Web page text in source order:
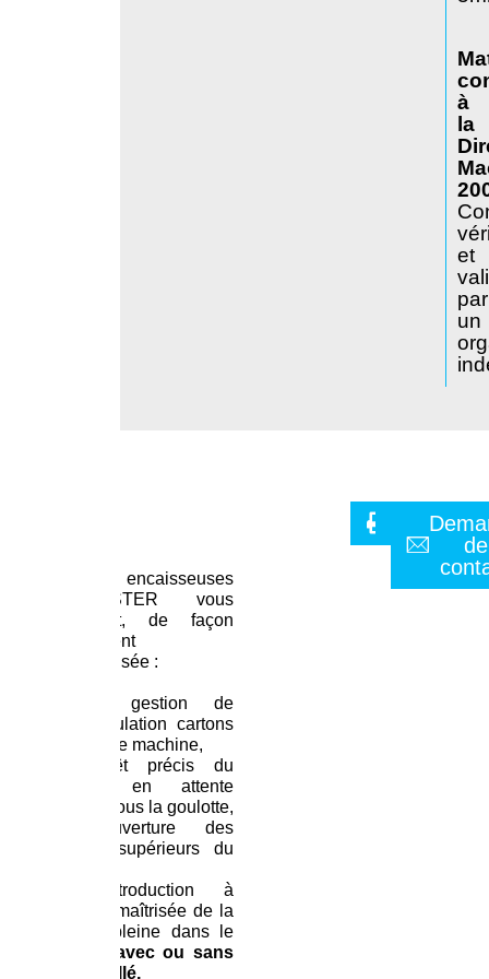
à
la
et
par
un
Nos encaisseuses
C’BOOSTER vous
assurent, de façon
totalement
automatisée :
– la gestion de
l’accumulation cartons
en entrée machine,
– l’arrêt précis du
carton en attente
poche sous la goulotte,
– l’ouverture des
rabats supérieurs du
– l’introduction à
vitesse maîtrisée de la
poche pleine dans le
avec ou sans
fond collé,
Imprimer
Vidéo
de